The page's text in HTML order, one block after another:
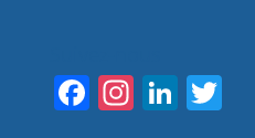
F In Li T